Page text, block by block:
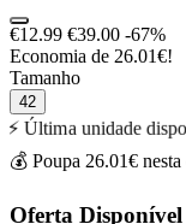
€12.99 €39.00 -67%
Economia de 26.01€!
Tamanho
42
⚡ Última unidade
💰 Poupa 26.01€
Oferta Disponível